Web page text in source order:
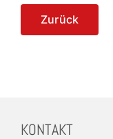
Zurück
KONTAKT